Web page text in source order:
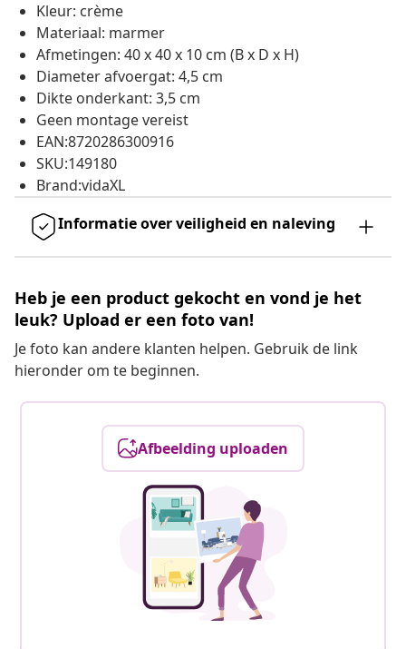
Kleur: crème
Materiaal: marmer
Afmetingen: 40 x 40 x 10 cm (B x D x H)
Diameter afvoergat: 4,5 cm
Dikte onderkant: 3,5 cm
Geen montage vereist
EAN:8720286300916
SKU:149180
Brand:vidaXL
Informatie over veiligheid en naleving
Heb je een product gekocht en vond je het
leuk? Upload er een foto van!
Je foto kan andere klanten helpen. Gebruik de link
hieronder om te beginnen.
Afbeelding uploaden